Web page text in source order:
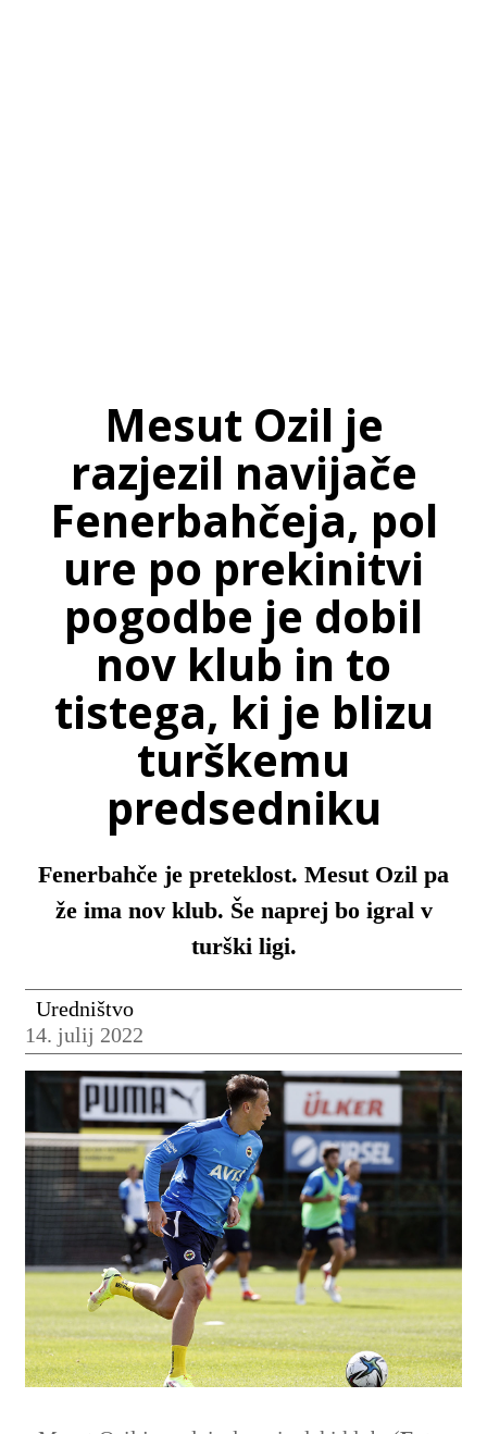
Mesut Ozil je
razjezil navijače
Fenerbahčeja, pol
ure po prekinitvi
pogodbe je dobil
nov klub in to
tistega, ki je blizu
turškemu
predsedniku
Fenerbahče je preteklost. Mesut Ozil pa
že ima nov klub. Še naprej bo igral v
turški ligi.
Uredništvo
14. julij 2022